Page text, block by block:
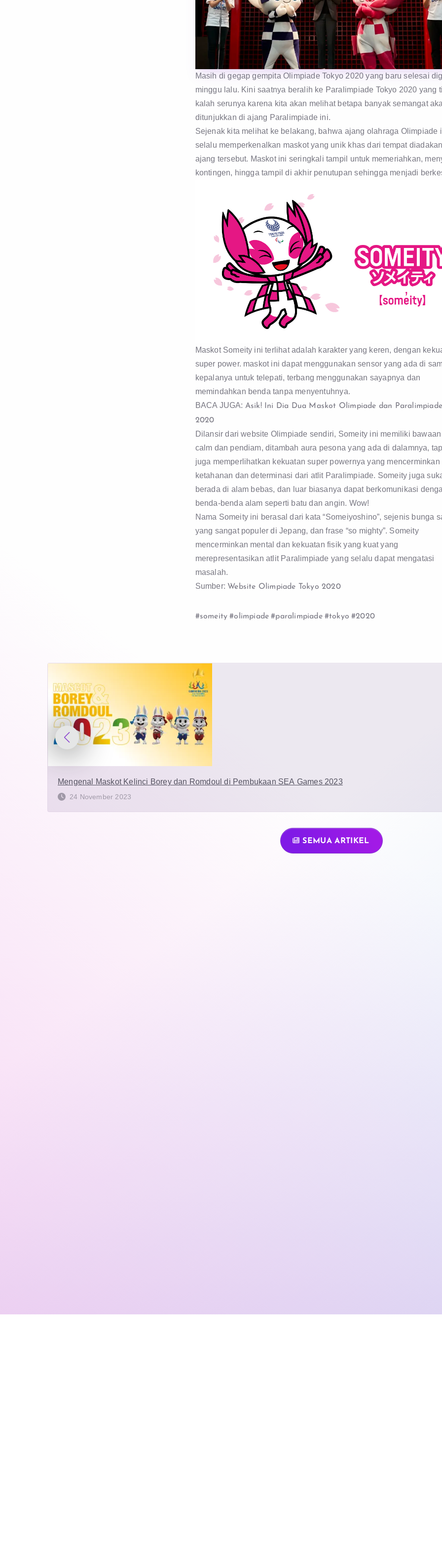
Masih di gegap gempita Olimpiade Tokyo 2020 yang baru selesai
minggu lalu. Kini saatnya beralih ke Paralimpiade Tokyo 2020 yang
kalah serunya karena kita akan melihat betapa banyak semangat
ditunjukkan di ajang Paralimpiade ini.
Sejenak kita melihat ke belakang, bahwa ajang olahraga Olimpiade
selalu memperkenalkan maskot yang unik khas dari tempat
ajang tersebut. Maskot ini seringkali tampil untuk memeriahkan,
kontingen, hingga tampil di akhir penutupan sehingga menjadi
Maskot Someity ini terlihat adalah karakter yang keren, dengan
super power. maskot ini dapat menggunakan sensor yang ada di
kepalanya untuk telepati, terbang menggunakan sayapnya dan
memindahkan benda tanpa menyentuhnya.
BACA JUGA: Asik! Ini Dia Dua Maskot Olimpiade dan
2020
Dilansir dari website Olimpiade sendiri, Someity ini memiliki
calm dan pendiam, ditambah aura pesona yang ada di dalamnya,
juga memperlihatkan kekuatan super powernya yang mencerminkan
ketahanan dan determinasi dari atlit Paralimpiade. Someity juga
berada di alam bebas, dan luar biasanya dapat berkomunikasi
benda-benda alam seperti batu dan angin. Wow!
Nama Someity ini berasal dari kata “Someiyoshino”, sejenis bunga
yang sangat populer di Jepang, dan frase “so mighty”. Someity
mencerminkan mental dan kekuatan fisik yang kuat yang
merepresentasikan atlit Paralimpiade yang selalu dapat mengatasi
masalah.
Sumber: Website Olimpiade Tokyo 2020
#someity #olimpiade #paralimpiade #tokyo #2020
Mengenal Maskot Kelinci Borey dan Romdoul di Pembukaan SEA Games 2023
24 November 2023
SEMUA ARTIKEL